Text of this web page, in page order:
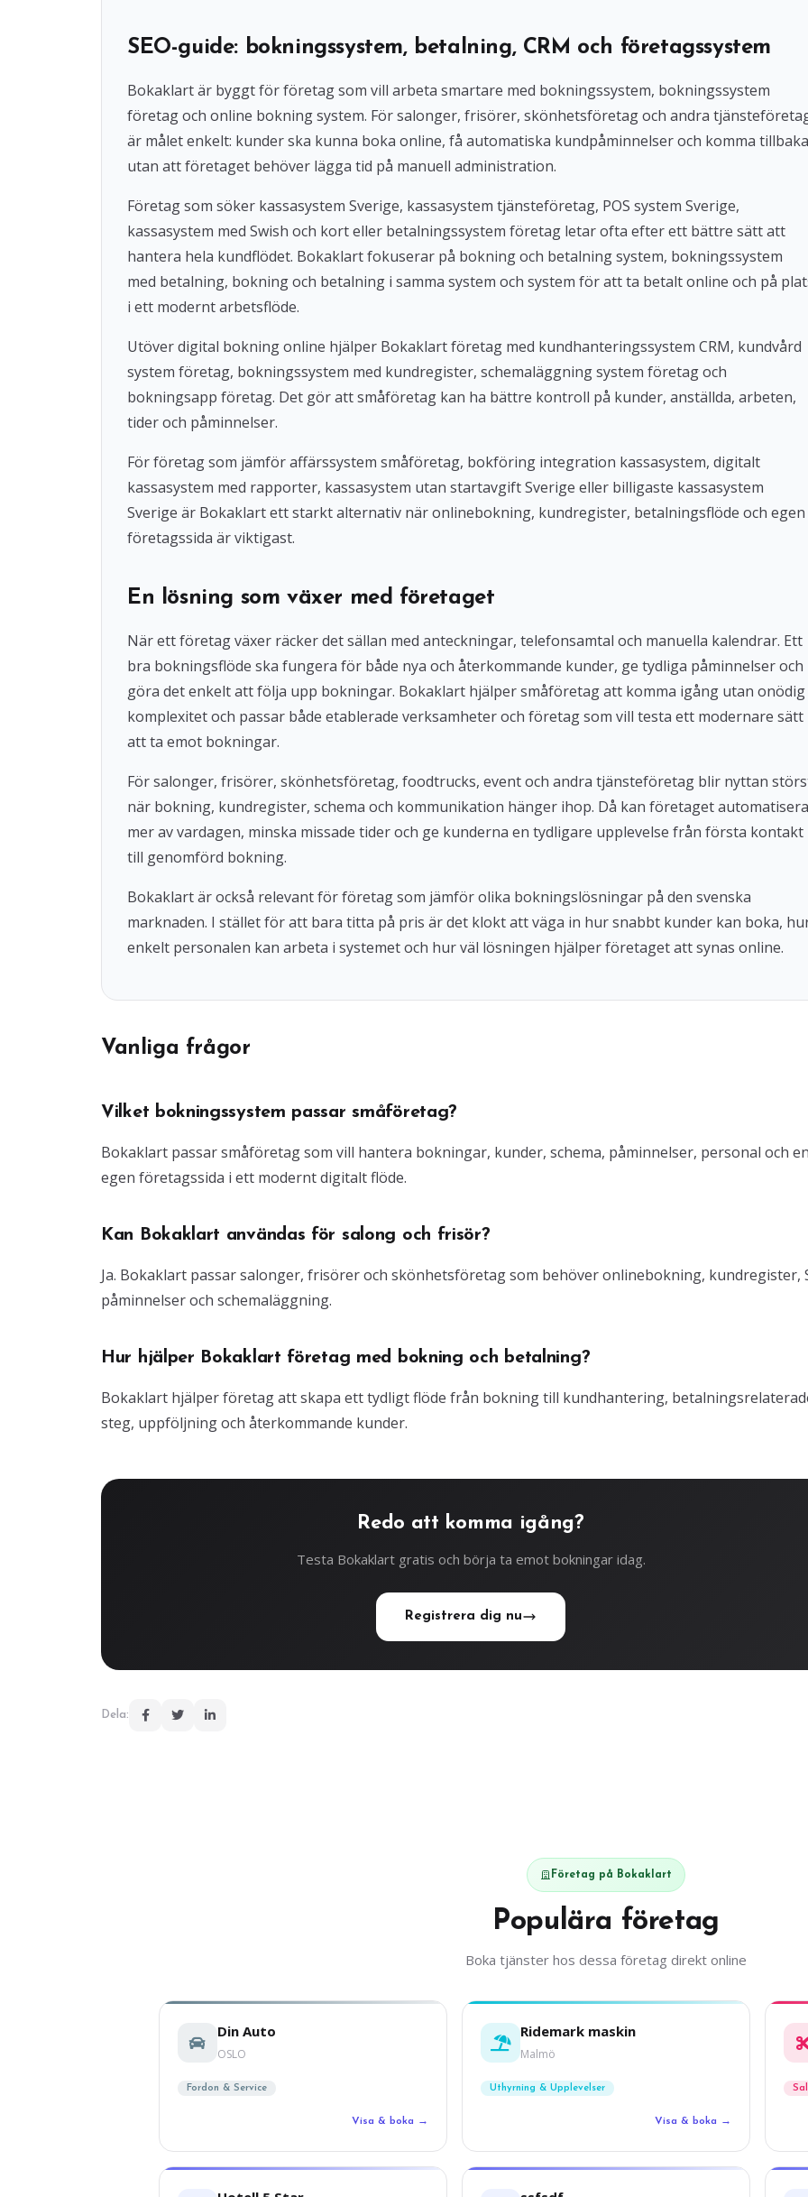
SEO-guide: bokningssystem, betalning, CRM och företagssystem
Bokaklart är byggt för företag som vill arbeta smartare med bokningssystem, bokningssystem
företag och online bokning system. För salonger, frisörer, skönhetsföretag och andra
är målet enkelt: kunder ska kunna boka online, få automatiska kundpåminnelser och komma tillbaka
utan att företaget behöver lägga tid på manuell administration.
Företag som söker kassasystem Sverige, kassasystem tjänsteföretag, POS system Sverige,
kassasystem med Swish och kort eller betalningssystem företag letar ofta efter ett bättre sätt att
hantera hela kundflödet. Bokaklart fokuserar på bokning och betalning system, bokningssystem
med betalning, bokning och betalning i samma system och system för att ta betalt online och på
i ett modernt arbetsflöde.
Utöver digital bokning online hjälper Bokaklart företag med kundhanteringssystem CRM, kundvård
system företag, bokningssystem med kundregister, schemaläggning system företag och
bokningsapp företag. Det gör att småföretag kan ha bättre kontroll på kunder, anställda, arbeten,
tider och påminnelser.
För företag som jämför affärssystem småföretag, bokföring integration kassasystem, digitalt
kassasystem med rapporter, kassasystem utan startavgift Sverige eller billigaste kassasystem
Sverige är Bokaklart ett starkt alternativ när onlinebokning, kundregister, betalningsflöde och egen
företagssida är viktigast.
En lösning som växer med företaget
När ett företag växer räcker det sällan med anteckningar, telefonsamtal och manuella kalendrar. Ett
bra bokningsflöde ska fungera för både nya och återkommande kunder, ge tydliga påminnelser och
göra det enkelt att följa upp bokningar. Bokaklart hjälper småföretag att komma igång utan onödig
komplexitet och passar både etablerade verksamheter och företag som vill testa ett modernare sätt
att ta emot bokningar.
För salonger, frisörer, skönhetsföretag, foodtrucks, event och andra tjänsteföretag blir nyttan
när bokning, kundregister, schema och kommunikation hänger ihop. Då kan företaget automatisera
mer av vardagen, minska missade tider och ge kunderna en tydligare upplevelse från första kontakt
till genomförd bokning.
Bokaklart är också relevant för företag som jämför olika bokningslösningar på den svenska
marknaden. I stället för att bara titta på pris är det klokt att väga in hur snabbt kunder kan boka,
enkelt personalen kan arbeta i systemet och hur väl lösningen hjälper företaget att synas online.
Vanliga frågor
Vilket bokningssystem passar småföretag?
Bokaklart passar småföretag som vill hantera bokningar, kunder, schema, påminnelser, personal och
egen företagssida i ett modernt digitalt flöde.
Kan Bokaklart användas för salong och frisör?
Ja. Bokaklart passar salonger, frisörer och skönhetsföretag som behöver onlinebokning, kundregister,
påminnelser och schemaläggning.
Hur hjälper Bokaklart företag med bokning och betalning?
Bokaklart hjälper företag att skapa ett tydligt flöde från bokning till kundhantering,
steg, uppföljning och återkommande kunder.
Redo att komma igång?
Testa Bokaklart gratis och börja ta emot bokningar idag.
Registrera dig nu
Dela:
Företag på Bokaklart
Populära företag
Boka tjänster hos dessa företag direkt online
Din Auto
OSLO
Fordon & Service
Visa & boka →
Ridemark maskin
Malmö
Uthyrning & Upplevelser
Visa & boka →